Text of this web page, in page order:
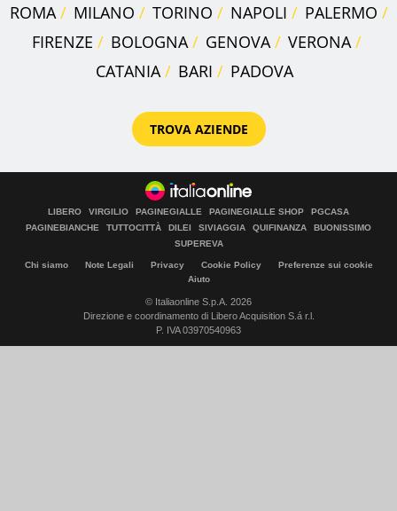
ROMA MILANO TORINO NAPOLI
PALERMO
FIRENZE
BOLOGNA GENOVA
VERONA
CATANIA
BARI PADOVA
TROVA AZIENDE
LIBERO VIRGILIO PAGINEGIALLE PAGINEGIALLE SHOP
PGCASA
PAGINEBIANCHE
TUTTOCITTÀ DILEI SIVIAGGIA QUIFINANZA
BUONISSIMO
SUPEREVA
Chi siamo Note Legali Privacy Cookie Policy
Preferenze sui cookie
Aiuto
© Italiaonline S.p.A. 2026
Direzione e coordinamento di Libero Acquisition S.á r.l.
P. IVA 03970540963